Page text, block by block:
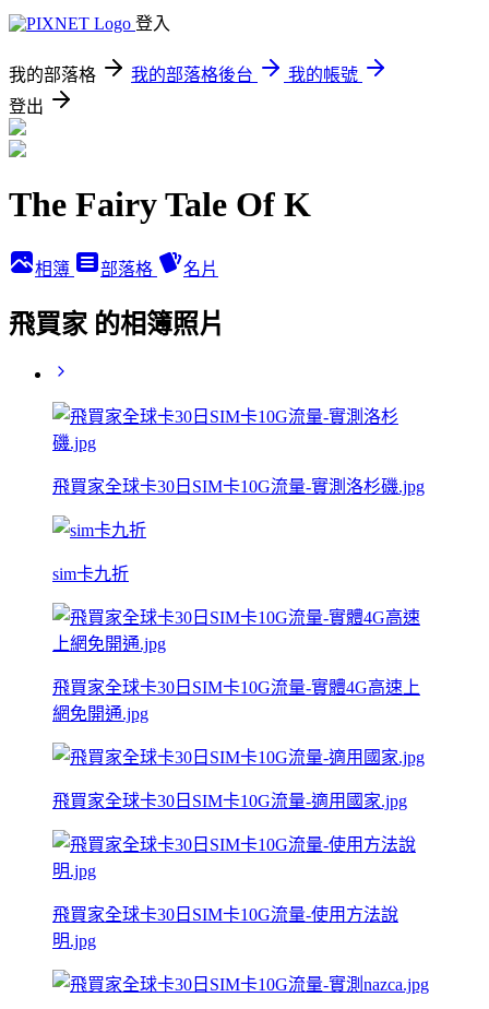
登入
我的部落格 我的部落格後台
我的帳號
登出
The Fairy Tale Of K
相簿 部落格 名片
飛買家 的相簿照片
飛買家全球卡30日SIM卡10G流量-實測洛杉磯.jpg
sim卡九折
飛買家全球卡30日SIM卡10G流量-實體4G高速上
網免開通.jpg
飛買家全球卡30日SIM卡10G流量-適用國家.jpg
飛買家全球卡30日SIM卡10G流量-使用方法說
明.jpg